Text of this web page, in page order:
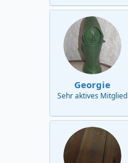
Georgie
Sehr aktives Mitglied